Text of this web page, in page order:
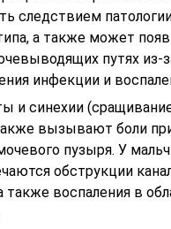
следствием
а также может
путях из-
инфекции и
и синехии
вызывают боли
пузыря. У
обструкции
также воспаления в